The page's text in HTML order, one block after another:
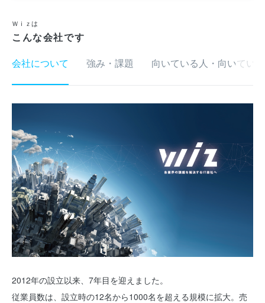
Ｗｉｚは
こんな会社です
会社について
強み・課題 向いている人・向いてい
2012年の設立以来、7年目を迎えました。
従業員数は、設立時の12名から1000名を超える規模に拡大。売